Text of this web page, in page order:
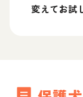
変えてお試